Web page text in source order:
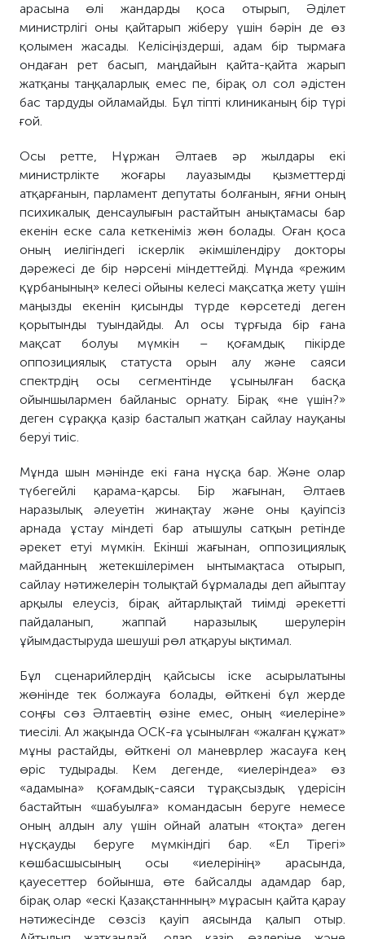
арасына өлі жандарды қоса отырып, Әділет
министрлігі оны қайтарып жіберу үшін бәрін де өз
қолымен жасады. Келісіңіздерші, адам бір тырмаға
ондаған рет басып, маңдайын қайта-қайта жарып
жатқаны таңқаларлық емес пе, бірақ ол сол әдістен
бас тардуды ойламайды. Бұл тіпті клиниканың бір түрі
ғой.
Осы ретте, Нұржан Әлтаев әр жылдары екі
министрлікте жоғары лауазымды қызметтерді
атқарғанын, парламент депутаты болғанын, яғни оның
психикалық денсаулығын растайтын анықтамасы бар
екенін еске сала кеткеніміз жөн болады. Оған қоса
оның иелігіндегі іскерлік әкімшілендіру докторы
дәрежесі де бір нәрсені міндеттейді. Мұнда «режим
құрбанының» келесі ойыны келесі мақсатқа жету үшін
маңызды екенін қисынды түрде көрсетеді деген
қорытынды туындайды. Ал осы тұрғыда бір ғана
мақсат болуы мүмкін – қоғамдық пікірде
оппозициялық статуста орын алу және саяси
спектрдің осы сегментінде ұсынылған басқа
ойыншылармен байланыс орнату. Бірақ «не үшін?»
деген сұраққа қазір басталып жатқан сайлау науқаны
беруі тиіс.
Мұнда шын мәнінде екі ғана нұсқа бар. Және олар
түбегейлі қарама-қарсы. Бір жағынан, Әлтаев
наразылық әлеуетін жинақтау және оны қауіпсіз
арнада ұстау міндеті бар атышулы сатқын ретінде
әрекет етуі мүмкін. Екінші жағынан, оппозициялық
майданның жетекшілерімен ынтымақтаса отырып,
сайлау нәтижелерін толықтай бұрмалады деп айыптау
арқылы елеусіз, бірақ айтарлықтай тиімді әрекетті
пайдаланып, жаппай наразылық шерулерін
ұйымдастыруда шешуші рөл атқаруы ықтимал.
Бұл сценарийлердің қайсысы іске асырылатыны
жөнінде тек болжауға болады, өйткені бұл жерде
соңғы сөз Әлтаевтің өзіне емес, оның «иелеріне»
тиесілі. Ал жақында ОСК-ға ұсынылған «жалған құжат»
мұны растайды, өйткені ол маневрлер жасауға кең
өріс тудырады. Кем дегенде, «иелеріндеа» өз
«адамына» қоғамдық-саяси тұрақсыздық үдерісін
бастайтын «шабуылға» командасын беруге немесе
оның алдын алу үшін ойнай алатын «тоқта» деген
нұсқауды беруге мүмкіндігі бар. «Ел Тірегі»
көшбасшысының осы «иелерінің» арасында,
қауесеттер бойынша, өте байсалды адамдар бар,
бірақ олар «ескі Қазақстаннның» мұрасын қайта қарау
нәтижесінде сөзсіз қауіп аясында қалып отыр.